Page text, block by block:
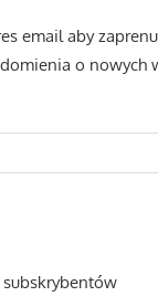
email aby
o nowych
subskrybentów